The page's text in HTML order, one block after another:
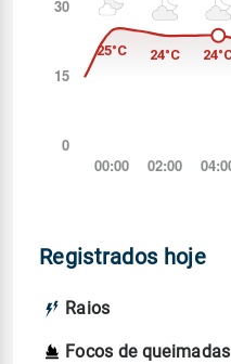
Registrados hoje
Raios
Focos de queimadas